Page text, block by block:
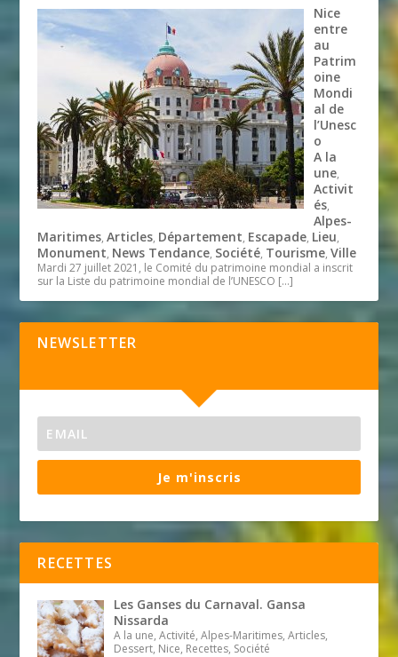
Nice
entre
au
Patrim
oine
Mondi
al de
l’Unesc
o
A la
une,
Activit
és,
Alpes-
Maritimes,Articles, Département, Escapade, Lieu,
Monument, News Tendance, Société, Tourisme,Ville
Mardi 27 juillet 2021, le Comité du patrimoine mondial a inscrit
sur la Liste du patrimoine mondial de l’UNESCO […]
NEWSLETTER
Je m'inscris
RECETTES
Les Ganses du Carnaval. Gansa
Nissarda
A la une, Activité, Alpes-Maritimes, Articles,
Dessert, Nice, Recettes, Société